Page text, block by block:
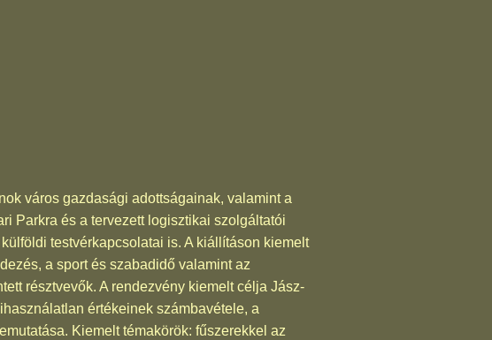
város gazdasági adottságainak, valamint a
Parkra és a tervezett logisztikai szolgáltatói
testvérkapcsolatai is. A kiállításon kiemelt
a sport és szabadidő valamint az
résztvevők. A rendezvény kiemelt célja Jász-
értékeinek számbavétele, a
Kiemelt témakörök: fűszerekkel az